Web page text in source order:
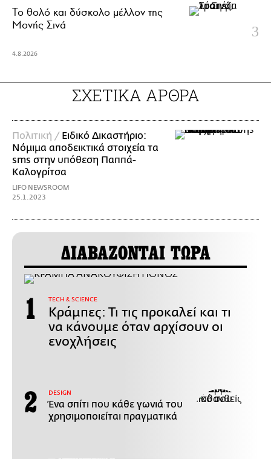
Το θολό και δύσκολο μέλλον της
Μονής Σινά
4.8.2026
ΣΧΕΤΙΚΑ ΑΡΘΡΑ
Πολιτική / Ειδικό Δικαστήριο:
Νόμιμα αποδεικτικά στοιχεία τα
sms στην υπόθεση Παππά-
Καλογρίτσα
LIFO NEWSROOM
25.1.2023
ΔΙΑΒΑΖΟΝΤΑΙ ΤΩΡΑ
ΤECH & SCIENCE
Κράμπες: Τι τις προκαλεί και τι
να κάνουμε όταν αρχίσουν οι
ενοχλήσεις
DESIGN
Ένα σπίτι που κάθε γωνιά του
χρησιμοποιείται πραγματικά